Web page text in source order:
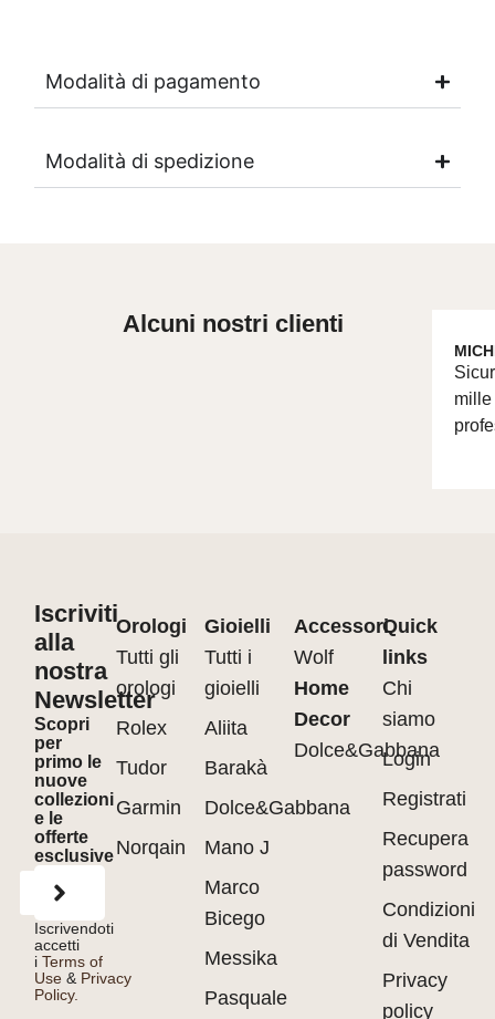
Modalità di pagamento
Modalità di spedizione
Alcuni nostri clienti
mille
Iscriviti
alla
nostra
Newsletter
Scopri
per
primo le
nuove
collezioni
e le
offerte
esclusive
Iscrivendoti
accetti
iTerms of
Use & Privacy
Policy.
Orologi
Tutti gli
orologi
Rolex
Tudor
Garmin
Norqain
Gioielli
Tutti i
gioielli
Aliita
Barakà
Dolce&Gabbana
Mano J
Marco
Bicego
Messika
Pasquale
Accessori
Wolf
Home
Decor
Dolce&Gabbana
Quick
links
Chi
siamo
Login
Registrati
Recupera
password
Condizioni
di Vendita
Privacy
policy